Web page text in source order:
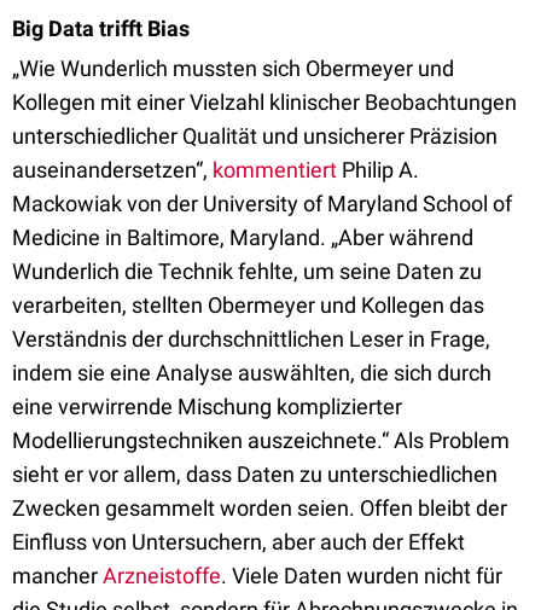
Big Data trifft Bias
„Wie Wunderlich mussten sich Obermeyer und
Kollegen mit einer Vielzahl klinischer Beobachtungen
unterschiedlicher Qualität und unsicherer Präzision
auseinandersetzen“, kommentiert Philip A.
Mackowiak von der University of Maryland School of
Medicine in Baltimore, Maryland. „Aber während
Wunderlich die Technik fehlte, um seine Daten zu
verarbeiten, stellten Obermeyer und Kollegen das
Verständnis der durchschnittlichen Leser in Frage,
indem sie eine Analyse auswählten, die sich durch
eine verwirrende Mischung komplizierter
Modellierungstechniken auszeichnete.“ Als Problem
sieht er vor allem, dass Daten zu unterschiedlichen
Zwecken gesammelt worden seien. Offen bleibt der
Einfluss von Untersuchern, aber auch der Effekt
mancherArzneistoffe. Viele Daten wurden nicht für